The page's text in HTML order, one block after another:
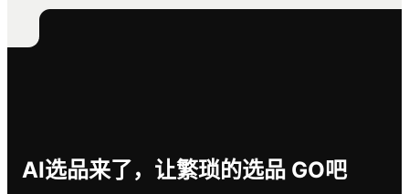
AI选品来了，让繁琐的选品 GO吧